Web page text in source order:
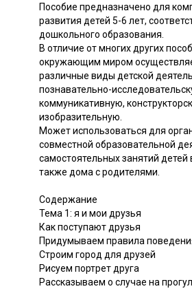
Пособие предназначено для
развития детей 5-6 лет,
дошкольного образования.
В отличие от многих других
окружающим миром
различные виды детской
познавательно-
коммуникативную,
изобразительную.
Может использоваться для
совместной образовательной
самостоятельных занятий детей
также дома с родителями.
Содержание
Тема 1: я и мои друзья
Как поступают друзья
Придумываем правила
Строим город для друзей
Рисуем портрет друга
Рассказываем о случае на